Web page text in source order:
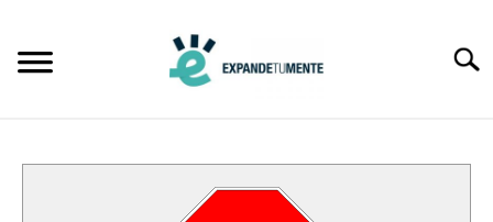
content